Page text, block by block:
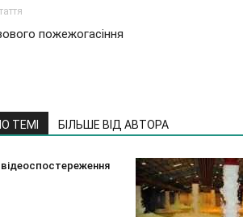
пожежогасіння
ТЕМІ БІЛЬШЕ ВІД АВТОРА